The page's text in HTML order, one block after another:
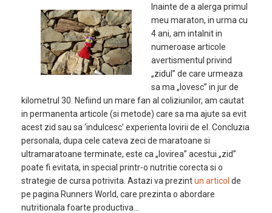
Inainte de a alerga primul
meu maraton, in urma cu
4 ani, am intalnit in
numeroase articole
avertismentul privind
„zidul” de care urmeaza
sa ma „lovesc” in jur de
kilometrul 30. Nefiind un mare fan al coliziunilor, am cautat
in permanenta articole (si metode) care sa ma ajute sa evit
acest zid sau sa ‘indulcesc’ experienta lovirii de el. Concluzia
personala, dupa cele cateva zeci de maratoane si
ultramaratoane terminate, este ca „lovirea” acestui „zid”
poate fi evitata, in special printr-o nutritie corecta si o
strategie de cursa potrivita. Astazi va prezintun articol de
pe pagina Runners World, care prezinta o abordare
nutritionala foarte productiva…